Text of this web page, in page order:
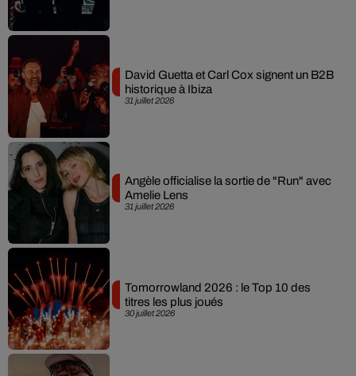
31 juillet 2026
David Guetta et Carl Cox signent un B2B
historique à Ibiza
31 juillet 2026
Angèle officialise la sortie de "Run" avec
Amelie Lens
30 juillet 2026
Tomorrowland 2026 : le Top 10 des
titres les plus joués